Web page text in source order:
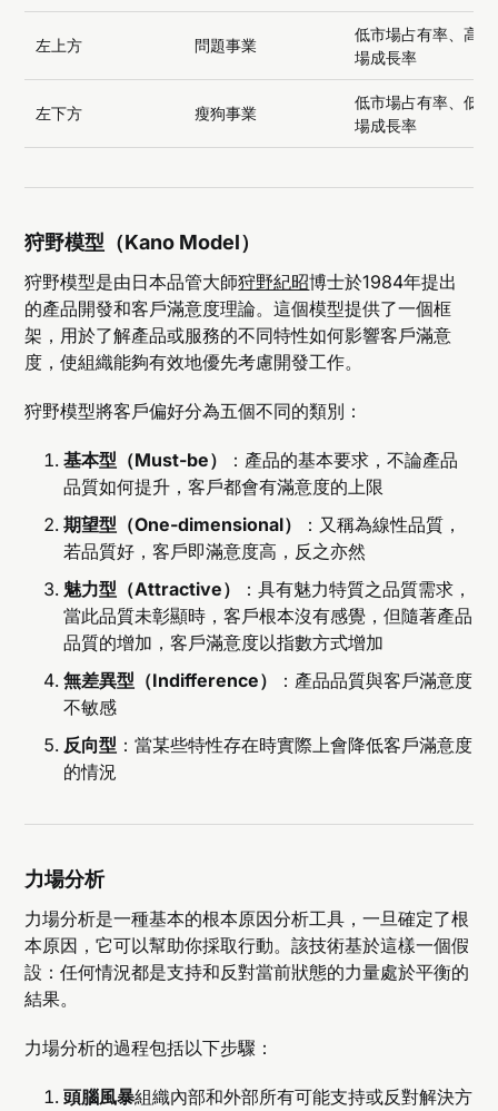
左上方 問題事業
低市場占有率、高市
場成長率
左下方 瘦狗事業
低市場占有率、低市
場成長率
狩野模型（Kano Model）
狩野模型是由日本品管大師狩野紀昭博士於1984年提出
的產品開發和客戶滿意度理論。這個模型提供了一個框
架，用於了解產品或服務的不同特性如何影響客戶滿意
度，使組織能夠有效地優先考慮開發工作。
狩野模型將客戶偏好分為五個不同的類別：
基本型（Must-be）
：產品的基本要求，不論產品
品質如何提升，客戶都會有滿意度的上限
期望型（One-dimensional）
：又稱為線性品質，
若品質好，客戶即滿意度高，反之亦然
魅力型（Attractive）
：具有魅力特質之品質需求，
當此品質未彰顯時，客戶根本沒有感覺，但隨著產品
品質的增加，客戶滿意度以指數方式增加
無差異型（Indifference）
：產品品質與客戶滿意度
不敏感
反向型 ：當某些特性存在時實際上會降低客戶滿意度
的情況
力場分析
力場分析是一種基本的根本原因分析工具，一旦確定了根
本原因，它可以幫助你採取行動。該技術基於這樣一個假
設：任何情況都是支持和反對當前狀態的力量處於平衡的
結果。
力場分析的過程包括以下步驟：
頭腦風暴組織內部和外部所有可能支持或反對解決方